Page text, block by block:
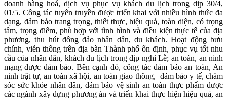
doanh hàng hoá, dịch vụ phục vụ khách du lịch trong dịp 30/4,
01/5. Công tác tuyên truyền được triển khai với nhiều hình thức đa
dạng, đảm bảo trang trọng, thiết thực, hiệu quả, toàn diện, có trọng
tâm, trọng điểm, phù hợp với tình hình và điều kiện thực tế của địa
phương, thu hút đông đảo nhân dân, du khách. Hoạt động bưu
chính, viễn thông trên địa bàn Thành phố ổn định, phục vụ tốt nhu
cầu của nhân dân, khách du lịch trong dịp nghỉ Lễ; an toàn, an ninh
mạng được đảm bảo. Bên cạnh đó, công tác đảm bảo an toàn, An
ninh trật tự, an toàn xã hội, an toàn giao thông, đảm bảo y tế, chăm
sóc sức khỏe nhân dân, đảm bảo vệ sinh an toàn thực phẩm được
các ngành xây dựng phương án và triển khai thực hiện hiệu quả, an